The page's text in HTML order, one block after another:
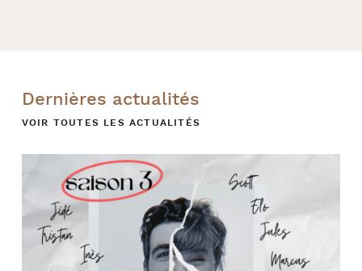
Dernières actualités
VOIR TOUTES LES ACTUALITÉS